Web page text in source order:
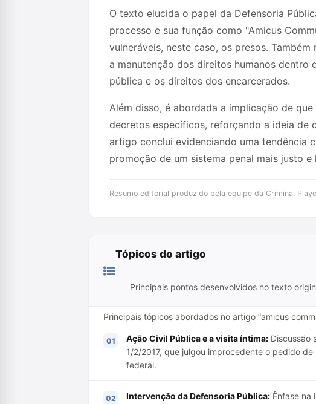
O texto elucida o papel da Defensoria
processo e sua função como "Amicus
vulneráveis, neste caso, os presos.
a manutenção dos direitos humanos dentro
pública e os direitos dos encarcerados.
Além disso, é abordada a implicação de
decretos específicos, reforçando a ideia de
artigo conclui evidenciando uma tendência
promoção de um sistema penal mais justo e
Resumo editorial produzido pela equipe da Criminal
Tópicos do artigo
Principais pontos desenvolvidos no texto
Principais tópicos abordados no artigo “amicus
Ação Civil Pública e a visita íntima: Discussão
1/2/2017, que julgou improcedente o pedido
federal.
Intervenção da Defensoria Pública: Ênfase na